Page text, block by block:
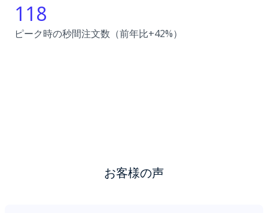
118
ピーク時の秒間注文数（前年比+42%）
お客様の声